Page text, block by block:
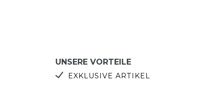
UNSERE VORTEILE
EXKLUSIVE ARTIKEL